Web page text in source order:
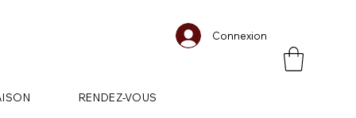
Connexion
RENDEZ-VOUS